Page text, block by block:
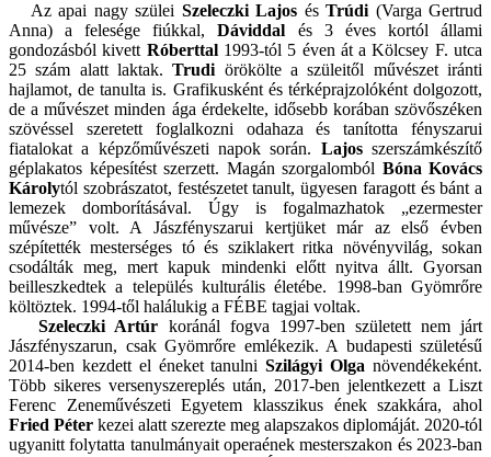
Az apai nagy szülei Szeleczki Lajos és Trúdi (Varga Gertrud
Anna) a felesége fiúkkal,Dáviddal és 3 éves kortól állami
gondozásból kivett Róberttal1993-tól 5 éven át a Kölcsey F. utca
25 szám alatt laktak.Trudi örökölte a szüleitől művészet iránti
hajlamot, de tanulta is. Grafikusként és térképrajzolóként dolgozott,
de a művészet minden ága érdekelte, idősebb korában szövőszéken
szövéssel szeretett foglalkozni odahaza és tanította fényszarui
fiatalokat a képzőművészeti napok során. Lajosszerszámkészítő
géplakatos képesítést szerzett. Magán szorgalomból Bóna Kovács
Károlytól szobrászatot, festészetet tanult, ügyesen faragott és bánt a
lemezek domborításával. Úgy is fogalmazhatok „ezermester
művésze” volt. A Jászfényszarui kertjüket már az első évben
szépítették mesterséges tó és sziklakert ritka növényvilág, sokan
csodálták meg, mert kapuk mindenki előtt nyitva állt. Gyorsan
beilleszkedtek a település kulturális életébe. 1998-ban Gyömrőre
költöztek. 1994-től halálukig a FÉBE tagjai voltak.
Szeleczki Artúr koránál fogva 1997-ben született nem járt
Jászfényszarun, csak Gyömrőre emlékezik. A budapesti születésű
2014-ben kezdett el éneket tanulniSzilágyi Olga növendékeként.
Több sikeres versenyszereplés után, 2017-ben jelentkezett a Liszt
Ferenc Zeneművészeti Egyetem klasszikus ének szakkára, ahol
Fried Péter kezei alatt szerezte meg alapszakos diplomáját. 2020-tól
ugyanitt folytatta tanulmányait operaének mesterszakon és 2023-ban